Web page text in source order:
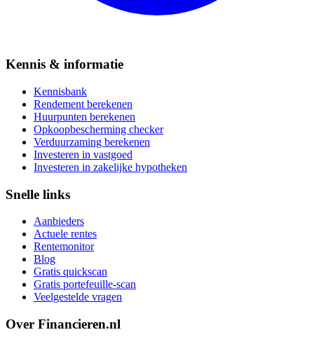
Kennis & informatie
Kennisbank
Rendement berekenen
Huurpunten berekenen
Opkoopbescherming checker
Verduurzaming berekenen
Investeren in vastgoed
Investeren in zakelijke hypotheken
Snelle links
Aanbieders
Actuele rentes
Rentemonitor
Blog
Gratis quickscan
Gratis portefeuille-scan
Veelgestelde vragen
Over Financieren.nl